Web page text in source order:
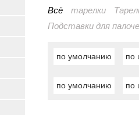
Всё тарелки
Подставки для
по умолчанию по
по умолчанию по